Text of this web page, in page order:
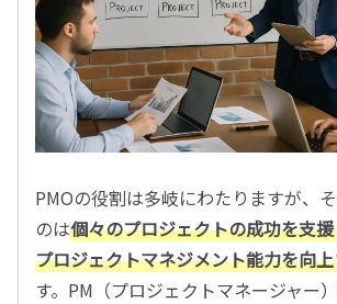
PMOの役割は多岐にわたりますが、
のは個々のプロジェクトの成功を支
プロジェクトマネジメント能力を向
す。PM（プロジェクトマネージャー